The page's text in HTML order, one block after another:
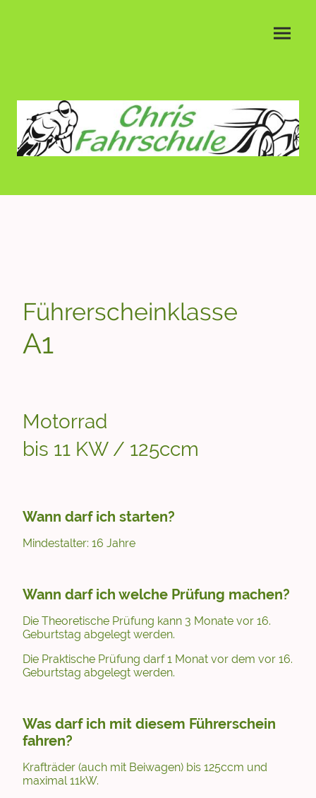
Führerscheinklasse
A1
Motorrad
bis 11 KW / 125ccm
Wann darf ich starten?
Mindestalter: 16 Jahre
Wann darf ich welche Prüfung machen?
Die Theoretische Prüfung kann 3 Monate vor 16.
Geburtstag abgelegt werden.
Die Praktische Prüfung darf 1 Monat vor dem vor 16.
Geburtstag abgelegt werden.
Was darf ich mit diesem Führerschein
fahren?
Krafträder (auch mit Beiwagen) bis 125ccm und
maximal 11kW.